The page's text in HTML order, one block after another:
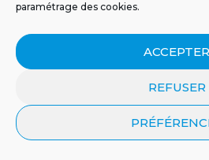
paramétrage des cookies.
ACCEPTER
REFUSER
Températures glaciales au
ressentis ce matin à La